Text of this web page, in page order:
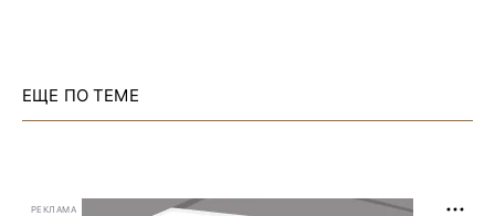
ЕЩЕ ПО ТЕМЕ
РЕКЛАМА